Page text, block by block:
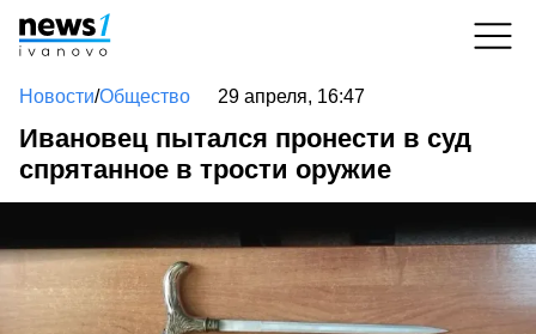
Новости/Общество 29 апреля, 16:47
Ивановец пытался пронести в суд
спрятанное в трости оружие